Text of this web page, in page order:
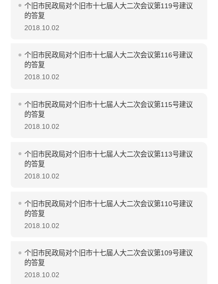
个旧市民政局对个旧市十七届人大二次会议第119号建议
的答复
2018.10.02
个旧市民政局对个旧市十七届人大二次会议第116号建议
的答复
2018.10.02
个旧市民政局对个旧市十七届人大二次会议第115号建议
的答复
2018.10.02
个旧市民政局对个旧市十七届人大二次会议第113号建议
的答复
2018.10.02
个旧市民政局对个旧市十七届人大二次会议第110号建议
的答复
2018.10.02
个旧市民政局对个旧市十七届人大二次会议第109号建议
的答复
2018.10.02